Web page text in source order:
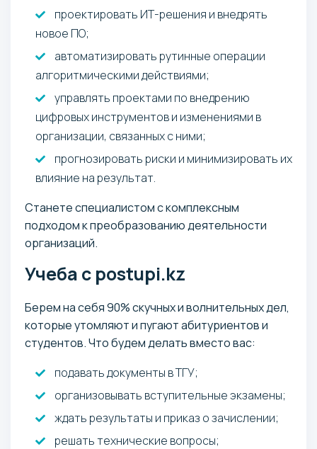
проектировать ИТ-решения и внедрять
новое ПО;
автоматизировать рутинные операции
алгоритмическими действиями;
управлять проектами по внедрению
цифровых инструментов и изменениями в
организации, связанных с ними;
прогнозировать риски и минимизировать их
влияние на результат.
Станете специалистом с комплексным
подходом к преобразованию деятельности
организаций.
Учеба с postupi.kz
Берем на себя 90% скучных и волнительных дел,
которые утомляют и пугают абитуриентов и
студентов. Что будем делать вместо вас:
подавать документы в ТГУ;
организовывать вступительные экзамены;
ждать результаты и приказ о зачислении;
решать технические вопросы;